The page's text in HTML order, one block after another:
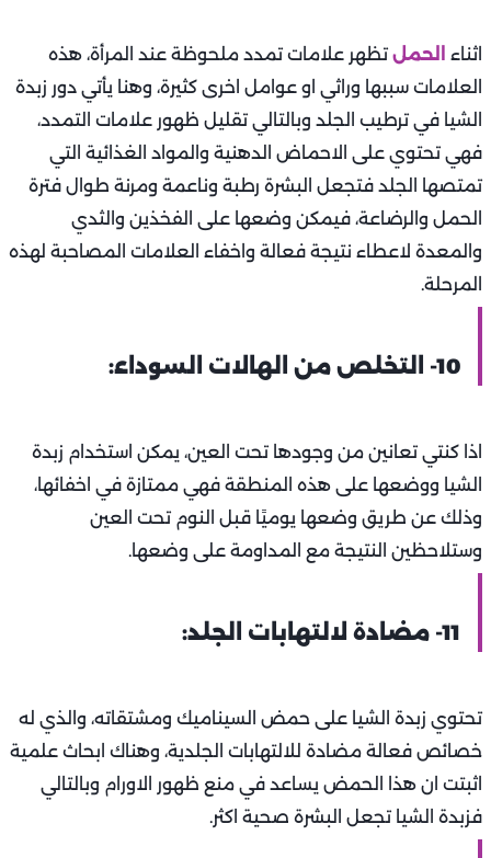
اثناء الحمل تظهر علامات تمدد ملحوظة عند المرأة، هذه
العلامات سببها وراثي او عوامل اخرى كثيرة، وهنا يأتي دور زبدة
الشيا في ترطيب الجلد وبالتالي تقليل ظهور علامات التمدد،
فهي تحتوي على الاحماض الدهنية والمواد الغذائية التي
تمتصها الجلد فتجعل البشرة رطبة وناعمة ومرنة طوال فترة
الحمل والرضاعة، فيمكن وضعها على الفخذين والثدي
والمعدة لاعطاء نتيجة فعالة واخفاء العلامات المصاحبة لهذه
المرحلة.
10- التخلص من الهالات السوداء:
اذا كنتي تعانين من وجودها تحت العين، يمكن استخدام زبدة
الشيا ووضعها على هذه المنطقة فهي ممتازة في اخفائها،
وذلك عن طريق وضعها يوميًا قبل النوم تحت العين
وستلاحظين النتيجة مع المداومة على وضعها.
11- مضادة لالتهابات الجلد:
تحتوي زبدة الشيا على حمض السيناميك ومشتقاته، والذي له
خصائص فعالة مضادة للالتهابات الجلدية، وهناك ابحاث علمية
اثبتت ان هذا الحمض يساعد في منع ظهور الاورام وبالتالي
فزبدة الشيا تجعل البشرة صحية اكثر.